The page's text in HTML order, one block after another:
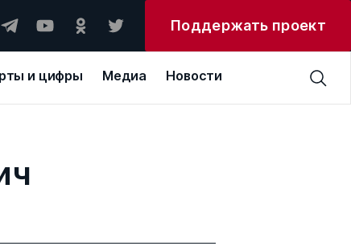
Поддержать проект
и цифры Медиа Новости